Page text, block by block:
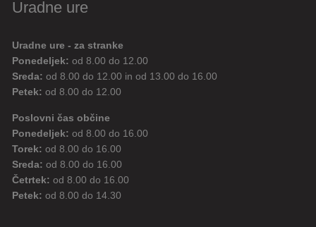
Uradne ure
Uradne ure - za stranke
Ponedeljek: od 8.00 do 12.00
Sreda: od 8.00 do 12.00 in od 13.00 do 16.00
Petek: od 8.00 do 12.00
Poslovni čas občine
Ponedeljek: od 8.00 do 16.00
Torek: od 8.00 do 16.00
Sreda: od 8.00 do 16.00
Četrtek: od 8.00 do 16.00
Petek: od 8.00 do 14.30